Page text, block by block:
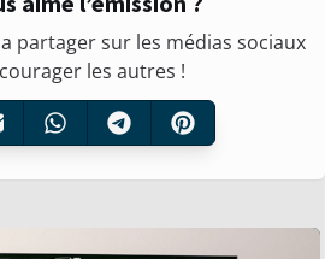
partager sur les médias sociaux
les autres !